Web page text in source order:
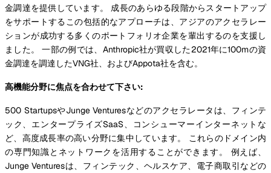
金調達を提供しています。 成長のあらゆる段階からスタートアップ
をサポートするこの包括的なアプローチは、アジアのアクセラレー
ションが成功する多くのポートフォリオ企業を輩出するのを支援し
ました。 一部の例では、Anthropic社が買収した2021年に100mの資
金調達を調達したVNG社、およびAppota社を含む。
高機能分野に焦点を合わせて下さい:
500 StartupsやJunge Venturesなどのアクセラレータは、フィンテ
ック、エンタープライズSaaS、コンシューマーインターネットな
ど、高度成長率の高い分野に集中しています。 これらのドメイン内
の専門知識とネットワークを活用することができます。 例えば、
Junge Venturesは、フィンテック、ヘルスケア、電子商取引などの